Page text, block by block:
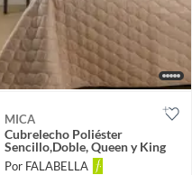
MICA
Cubrelecho Poliéster
Sencillo,Doble, Queen y King
Por FALABELLA